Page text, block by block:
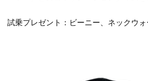
試乗プレゼント：ビーニー、ネックウォ